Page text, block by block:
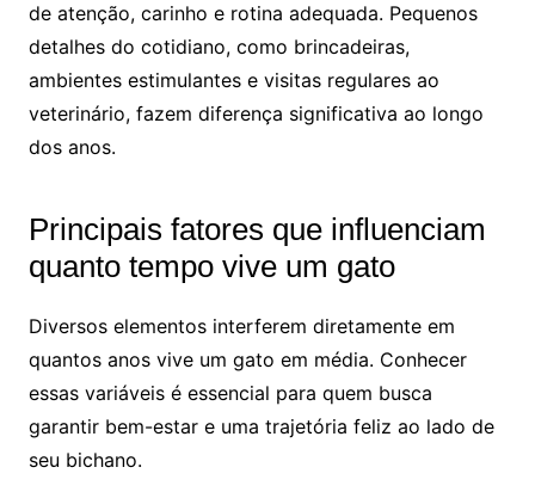
de atenção, carinho e rotina adequada. Pequenos
detalhes do cotidiano, como brincadeiras,
ambientes estimulantes e visitas regulares ao
veterinário, fazem diferença significativa ao longo
dos anos.
Principais fatores que influenciam
quanto tempo vive um gato
Diversos elementos interferem diretamente em
quantos anos vive um gato em média. Conhecer
essas variáveis é essencial para quem busca
garantir bem-estar e uma trajetória feliz ao lado de
seu bichano.